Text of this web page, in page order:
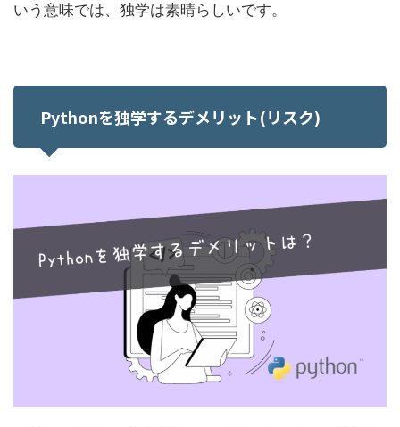
いう意味では、独学は素晴らしいです。
Pythonを独学するデメリット(リスク)